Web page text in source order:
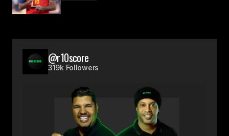
@r10score
319k Followers